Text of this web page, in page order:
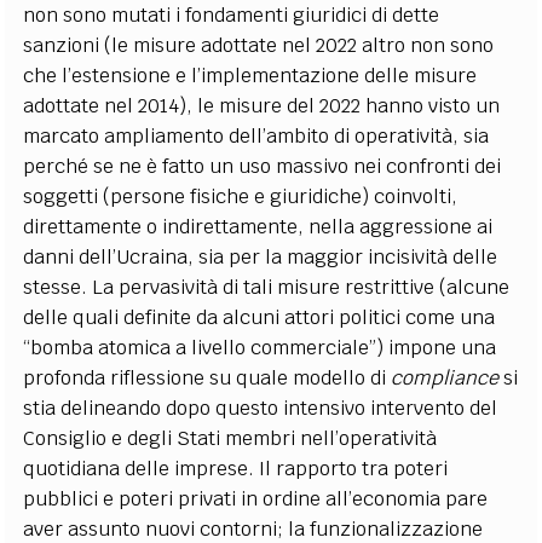
non sono mutati i fondamenti giuridici di dette
sanzioni (le misure adottate nel 2022 altro non sono
che l’estensione e l’implementazione delle misure
adottate nel 2014), le misure del 2022 hanno visto un
marcato ampliamento dell’ambito di operatività, sia
perché se ne è fatto un uso massivo nei confronti dei
soggetti (persone fisiche e giuridiche) coinvolti,
direttamente o indirettamente, nella aggressione ai
danni dell’Ucraina, sia per la maggior incisività delle
stesse. La pervasività di tali misure restrittive (alcune
delle quali definite da alcuni attori politici come una
“bomba atomica a livello commerciale”) impone una
profonda riflessione su quale modello di compliancesi
stia delineando dopo questo intensivo intervento del
Consiglio e degli Stati membri nell’operatività
quotidiana delle imprese. Il rapporto tra poteri
pubblici e poteri privati in ordine all’economia pare
aver assunto nuovi contorni; la funzionalizzazione